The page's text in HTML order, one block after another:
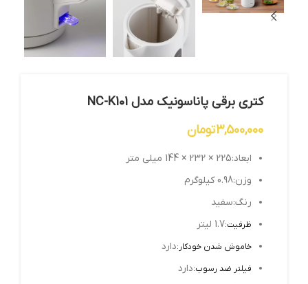
کتری برقی پاناسونیک مدل NC-K101
3,500,000تومان
ابعاد:225 × 232 × 144 میلی متر
وزن:0.98 کیلوگرم
رنگ:سفید
ظرفیت:1.7 لیتر
خاموش شدن خودکار:دارد
فیلتر ضد رسوب:دارد